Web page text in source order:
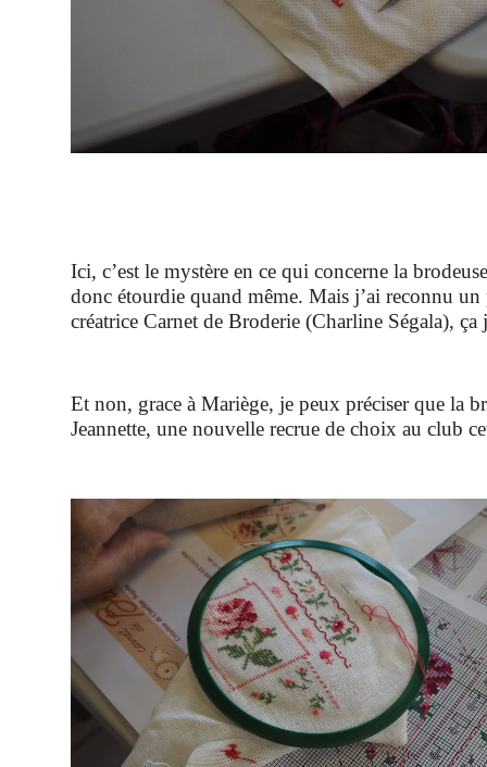
Ici, c’est le mystère en ce qui concerne la
donc étourdie quand même. Mais j’ai reconnu
créatrice Carnet de Broderie (Charline Ségala), ça
Et non, grace à Mariège, je peux préciser que la
Jeannette, une nouvelle recrue de choix au club